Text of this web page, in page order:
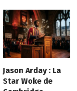
Jason Arday : La
Star Woke de